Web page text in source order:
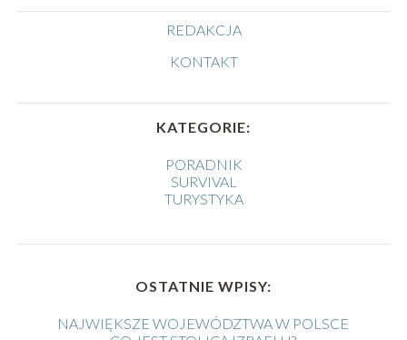
REDAKCJA
KONTAKT
KATEGORIE:
PORADNIK
SURVIVAL
TURYSTYKA
OSTATNIE WPISY:
NAJWIĘKSZE WOJEWÓDZTWA W POLSCE